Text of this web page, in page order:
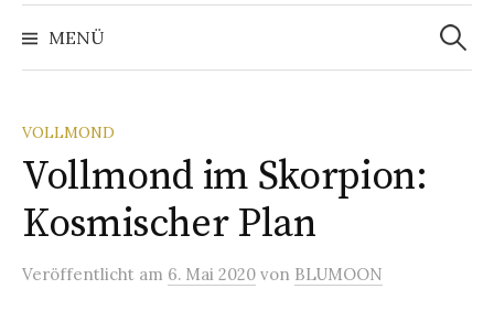
MENÜ
Suchen
nach:
VOLLMOND
Vollmond im Skorpion:
Kosmischer Plan
Veröffentlicht am 6. Mai 2020 von BLUMOON